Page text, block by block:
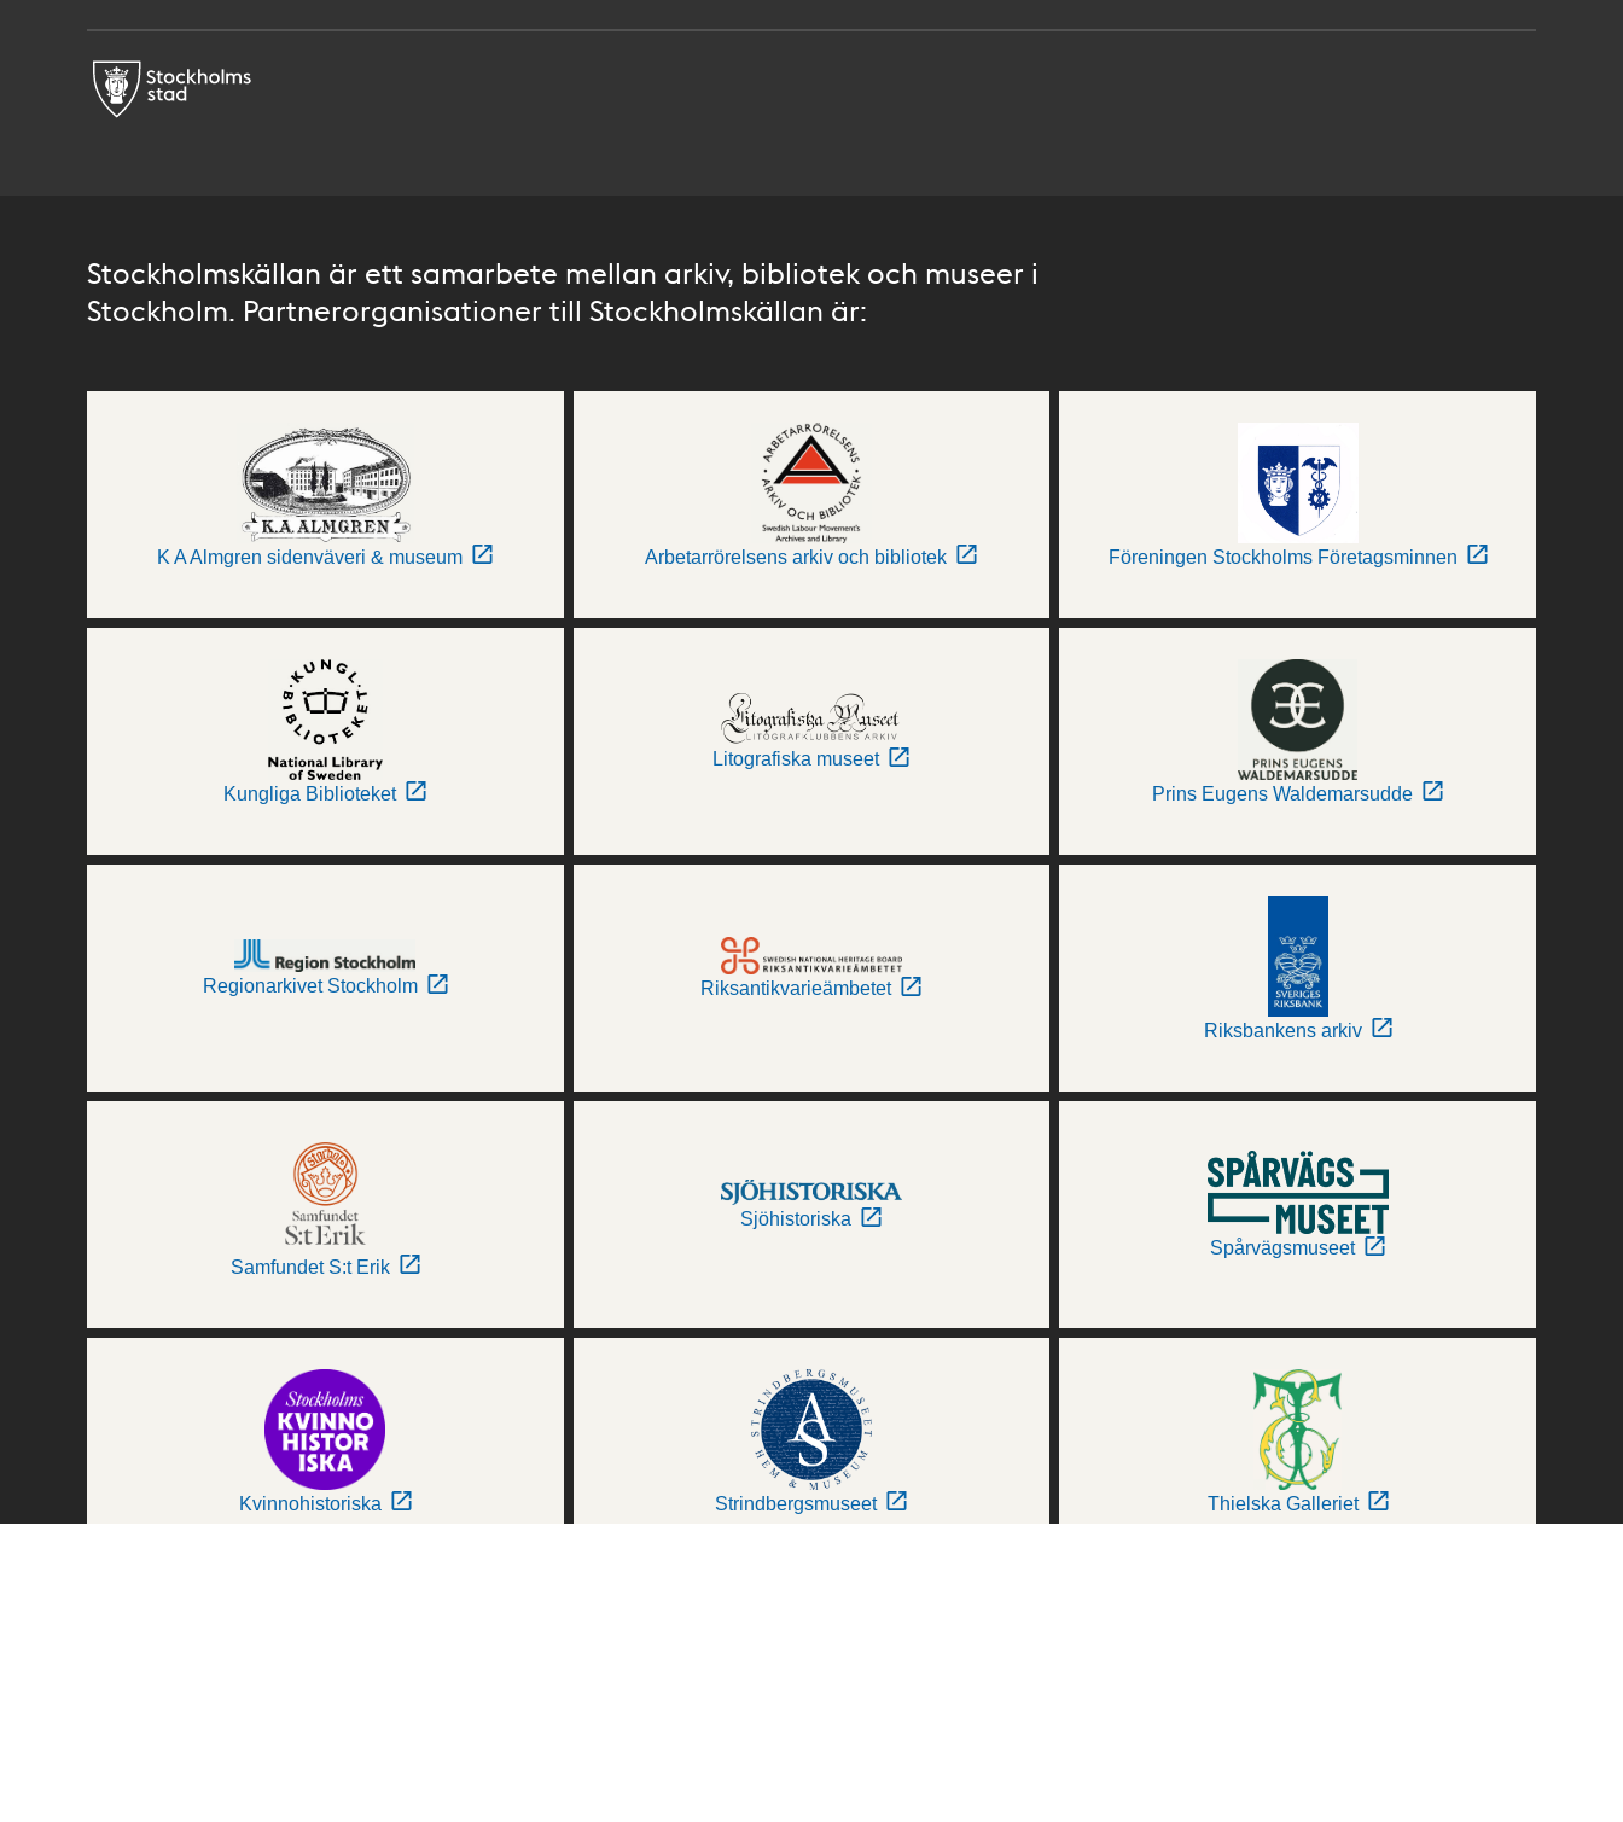
Stockholmskällan är ett samarbete mellan arkiv, bibliotek och museer i
Stockholm. Partnerorganisationer till Stockholmskällan är:
K A Almgren sidenväveri & museum Arbetarrörelsens arkiv och bibliotek Föreningen Stockholms Företagsminnen
Kungliga Biblioteket
Litografiska museet
Prins Eugens Waldemarsudde
Regionarkivet Stockholm Riksantikvarieämbetet
Riksbankens arkiv
Samfundet S:t Erik
Sjöhistoriska
Spårvägsmuseet
Kvinnohistoriska Strindbergsmuseet Thielska Galleriet